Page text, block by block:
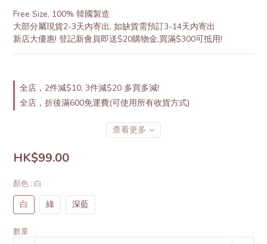
Free Size, 100% 韓國製造
大部分屬現貨2-3天內寄出, 如缺貨需預訂3-14天內寄出
新店大優惠! 登記新會員即送$20購物金,買滿$300可抵用!
全店，2件減$10, 3件減$20 多買多減!
全店，折後滿600免運費(可使用所有收貨方式)
查看更多
HK$99.00
顏色 : 白
白 綠 深藍
數量